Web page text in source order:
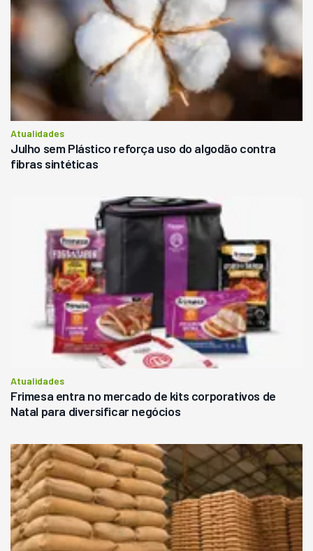
Atualidades
Julho sem Plástico reforça uso do algodão contra
fibras sintéticas
Atualidades
Frimesa entra no mercado de kits corporativos de
Natal para diversificar negócios